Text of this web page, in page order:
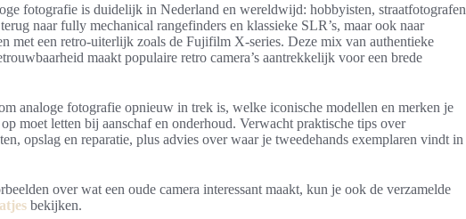
fotografie is duidelijk in Nederland en wereldwijd: hobbyisten, straatfotografen
naar fully mechanical rangefinders en klassieke SLR’s, maar ook naar
met een retro-uiterlijk zoals de Fujifilm X-series. Deze mix van authentieke
maakt populaire retro camera’s aantrekkelijk voor een brede
analoge fotografie opnieuw in trek is, welke iconische modellen en merken je
moet letten bij aanschaf en onderhoud. Verwacht praktische tips over
opslag en reparatie, plus advies over waar je tweedehands exemplaren vindt in
over wat een oude camera interessant maakt, kun je ook de verzamelde
bekijken.